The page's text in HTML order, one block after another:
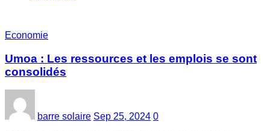
Economie
Umoa : Les ressources et les emplois se sont
consolidés
barre solaire Sep 25, 2024 0